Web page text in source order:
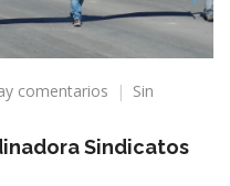
comentarios
en
Coordinadora
Sin
Sindicatos